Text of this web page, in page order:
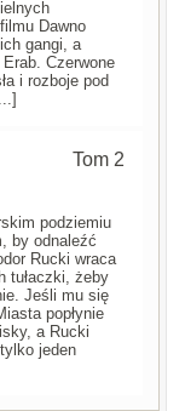
Dawno
gangi, a
Czerwone
i rozboje pod
Tom 2
podziemiu
by odnaleźć
Rucki wraca
tułaczki, żeby
Jeśli mu się
popłynie
a Rucki
jeden